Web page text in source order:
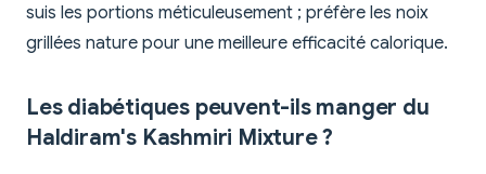
suis les portions méticuleusement ; préfère les noix
grillées nature pour une meilleure efficacité calorique.
Les diabétiques peuvent-ils manger du
Haldiram's Kashmiri Mixture ?